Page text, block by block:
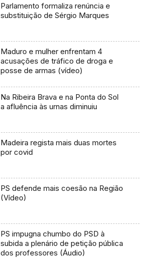
Parlamento formaliza renúncia e
substituição de Sérgio Marques
Maduro e mulher enfrentam 4
acusações de tráfico de droga e
posse de armas (vídeo)
Na Ribeira Brava e na Ponta do Sol
a afluência às urnas diminuiu
Madeira regista mais duas mortes
por covid
PS defende mais coesão na Região
(Vídeo)
PS impugna chumbo do PSD à
subida a plenário de petição pública
dos professores (Áudio)